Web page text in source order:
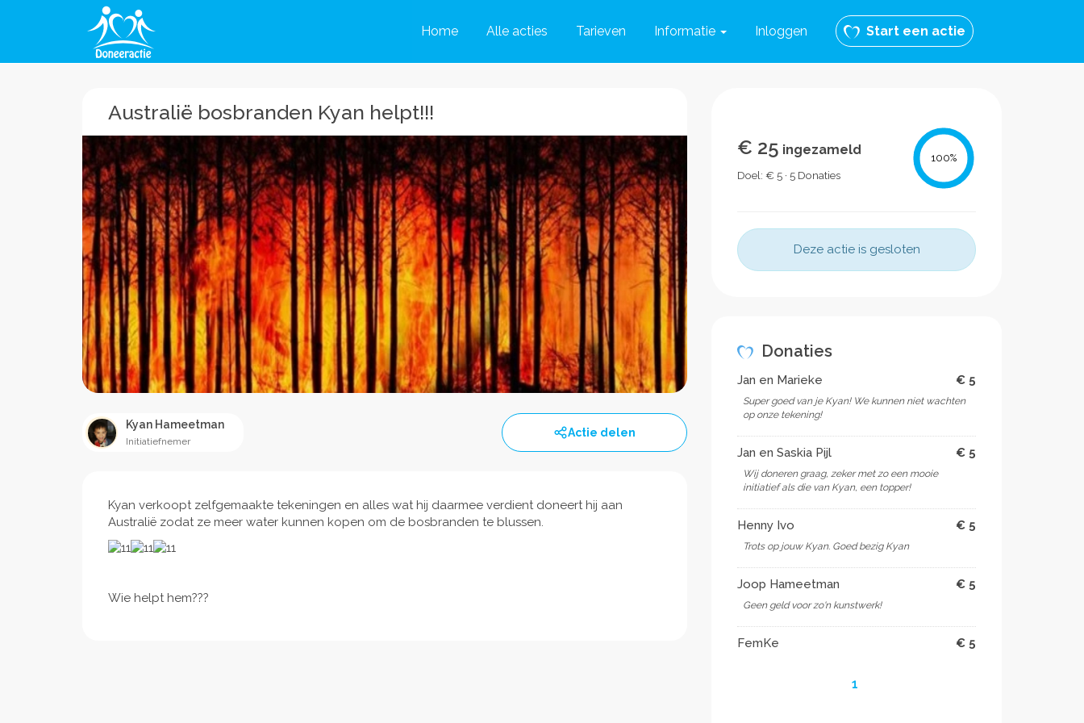
Home Alle acties Tarieven Informatie Inloggen Start een actie
Australië bosbranden Kyan helpt!!!
Kyan Hameetman
Initiatiefnemer
Actie delen
Kyan verkoopt zelfgemaakte tekeningen en alles wat hij daarmee verdient doneert hij aan
Australië zodat ze meer water kunnen kopen om de bosbranden te blussen.
Wie helpt hem???
€ 25 ingezameld
Doel: € 5 · 5 Donaties
100%
Deze actie is gesloten
Donaties
Jan en Marieke € 5
Super goed van je Kyan! We kunnen niet wachten
op onze tekening!
Jan en Saskia Pijl € 5
Wij doneren graag, zeker met zo een mooie
initiatief als die van Kyan, een topper!
Henny Ivo € 5
Trots op jouw Kyan. Goed bezig Kyan
Joop Hameetman € 5
Geen geld voor zo'n kunstwerk!
FemKe € 5
1